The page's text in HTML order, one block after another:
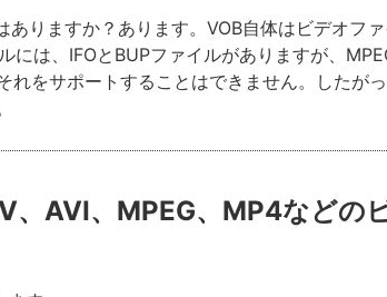
りますか？あります。VOB自体はビデオフ
には、IFOとBUPファイルがありますが、
をサポートすることはできません。したが
AVI、MPEG、MP4などの